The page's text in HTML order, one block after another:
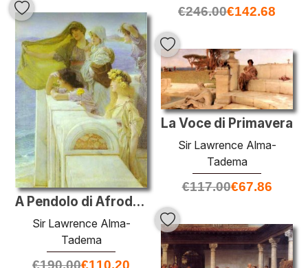
€246.00€142.68
A Pendolo di Afrodite
Sir Lawrence Alma-
Tadema
€190.00€110.20
La Voce di Primavera
Sir Lawrence Alma-
Tadema
€117.00€67.86